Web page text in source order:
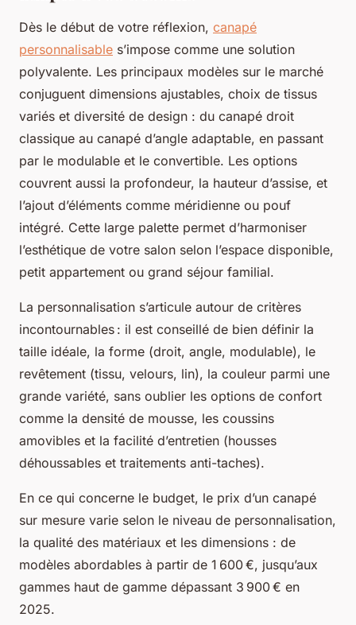
Dès le début de votre réflexion, canapé
personnalisable s’impose comme une solution
polyvalente. Les principaux modèles sur le marché
conjuguent dimensions ajustables, choix de tissus
variés et diversité de design : du canapé droit
classique au canapé d’angle adaptable, en passant
par le modulable et le convertible. Les options
couvrent aussi la profondeur, la hauteur d’assise, et
l’ajout d’éléments comme méridienne ou pouf
intégré. Cette large palette permet d’harmoniser
l’esthétique de votre salon selon l’espace disponible,
petit appartement ou grand séjour familial.
La personnalisation s’articule autour de critères
incontournables : il est conseillé de bien définir la
taille idéale, la forme (droit, angle, modulable), le
revêtement (tissu, velours, lin), la couleur parmi une
grande variété, sans oublier les options de confort
comme la densité de mousse, les coussins
amovibles et la facilité d’entretien (housses
déhoussables et traitements anti-taches).
En ce qui concerne le budget, le prix d’un canapé
sur mesure varie selon le niveau de personnalisation,
la qualité des matériaux et les dimensions : de
modèles abordables à partir de 1 600 €, jusqu’aux
gammes haut de gamme dépassant 3 900 € en
2025.